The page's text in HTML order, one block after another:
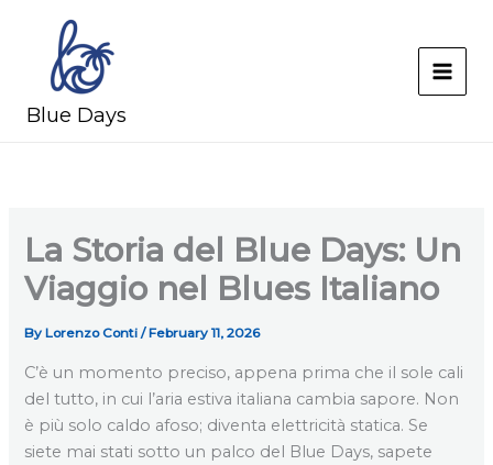
content
Blue Days
MAIN
La Storia del Blue Days: Un
Viaggio nel Blues Italiano
By Lorenzo Conti/ February 11, 2026
C’è un momento preciso, appena prima che il sole cali
del tutto, in cui l’aria estiva italiana cambia sapore. Non
è più solo caldo afoso; diventa elettricità statica. Se
siete mai stati sotto un palco del Blue Days, sapete